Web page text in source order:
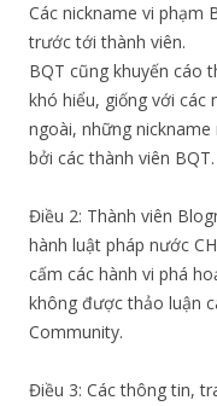
Các nickname vi phạm
trước tới thành viên.
BQT cũng khuyến cáo
khó hiểu, giống với các
ngoài, những
bởi các thành viên BQT.
Điều 2: Thành viên
hành luật pháp nước
cấm các hành vi phá
không được thảo luận
Community.
Điều 3: Các thông tin,